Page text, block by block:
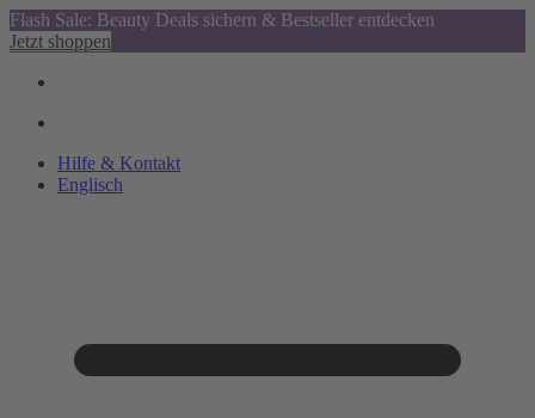
Flash Sale: Beauty Deals sichern & Bestseller entdecken
Jetzt shoppen
Hilfe & Kontakt
Englisch